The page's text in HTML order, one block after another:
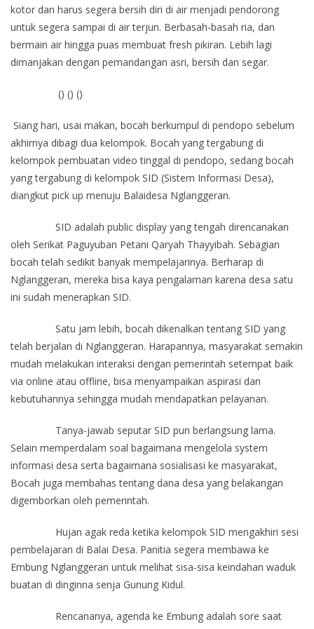
kotor dan harus segera bersih diri di air menjadi pendorong
untuk segera sampai di air terjun. Berbasah-basah ria, dan
bermain air hingga puas membuat fresh pikiran. Lebih lagi
dimanjakan dengan pemandangan asri, bersih dan segar.
() () ()
Siang hari, usai makan, bocah berkumpul di pendopo sebelum
akhirnya dibagi dua kelompok. Bocah yang tergabung di
kelompok pembuatan video tinggal di pendopo, sedang bocah
yang tergabung di kelompok SID (Sistem Informasi Desa),
diangkut pick up menuju Balaidesa Nglanggeran.
SID adalah public display yang tengah direncanakan
oleh Serikat Paguyuban Petani Qaryah Thayyibah. Sebagian
bocah telah sedikit banyak mempelajarinya. Berharap di
Nglanggeran, mereka bisa kaya pengalaman karena desa satu
ini sudah menerapkan SID.
Satu jam lebih, bocah dikenalkan tentang SID yang
telah berjalan di Nglanggeran. Harapannya, masyarakat semakin
mudah melakukan interaksi dengan pemerintah setempat baik
via online atau offline, bisa menyampaikan aspirasi dan
kebutuhannya sehingga mudah mendapatkan pelayanan.
Tanya-jawab seputar SID pun berlangsung lama.
Selain memperdalam soal bagaimana mengelola system
informasi desa serta bagaimana sosialisasi ke masyarakat,
Bocah juga membahas tentang dana desa yang belakangan
digemborkan oleh pemerintah.
Hujan agak reda ketika kelompok SID mengakhiri sesi
pembelajaran di Balai Desa. Panitia segera membawa ke
Embung Nglanggeran untuk melihat sisa-sisa keindahan waduk
buatan di dinginna senja Gunung Kidul.
Rencananya, agenda ke Embung adalah sore saat